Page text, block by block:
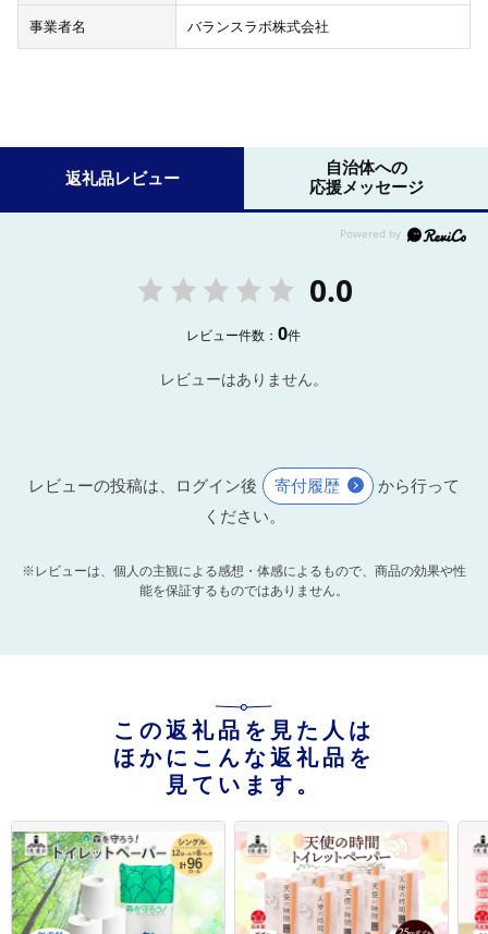
事業者名 バランスラボ株式会社
返礼品レビュー
自治体への
応援メッセージ
0.0
レビュー件数：0件
レビューはありません。
レビューの投稿は、ログイン後 寄付履歴
から行って
ください。
※レビューは、個人の主観による感想・体感によるもので、商品の効果や性
能を保証するものではありません。
この返礼品を見た人は
ほかにこんな返礼品を
見ています。